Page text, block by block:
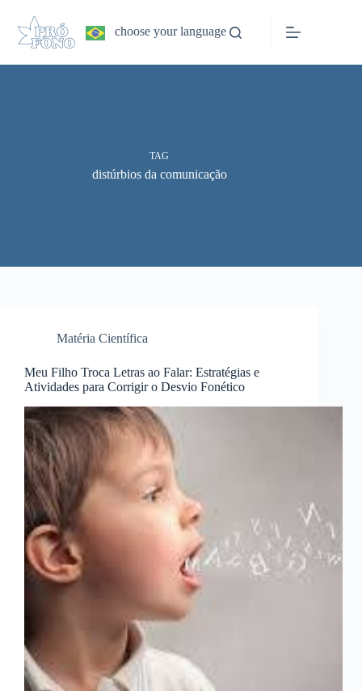
conteúdo
choose your language
TAG
distúrbios da comunicação
Matéria Científica
Meu Filho Troca Letras ao Falar: Estratégias e
Atividades para Corrigir o Desvio Fonético